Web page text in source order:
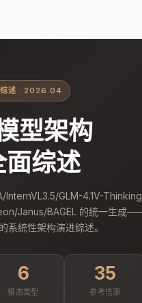
综述 · 2026.04
型架构
综述
InternVL3.5/GLM-4.1V-
Janus/BAGEL 的统一生成
系统性架构演进综述。
6
模态类型
35
参考信源